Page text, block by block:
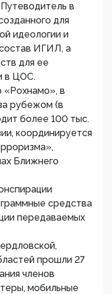
в
для
идеологии и
ИГИЛ, а
для ее
в ЦОС.
в
рубежом (в
более 100 тыс.
координируется
Ближнего
средства
передаваемых
прошли 27
членов
мобильные